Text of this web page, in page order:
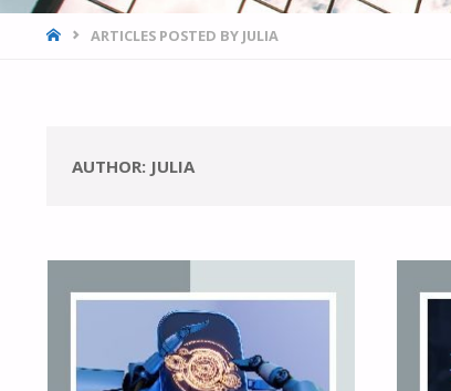
HOMEARTICLES POSTED BY JULIA
AUTHOR: JULIA